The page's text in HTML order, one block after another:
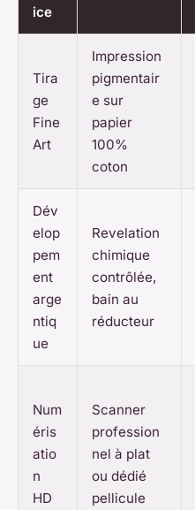
ice
Tira
ge
Fine
Art
Impression
pigmentair
e sur
papier
100%
coton
Dév
elop
pem
ent
arge
ntiq
ue
Revelation
chimique
contrôlée,
bain au
réducteur
Num
éris
atio
n
HD
Scanner
profession
nel à plat
ou dédié
pellicule